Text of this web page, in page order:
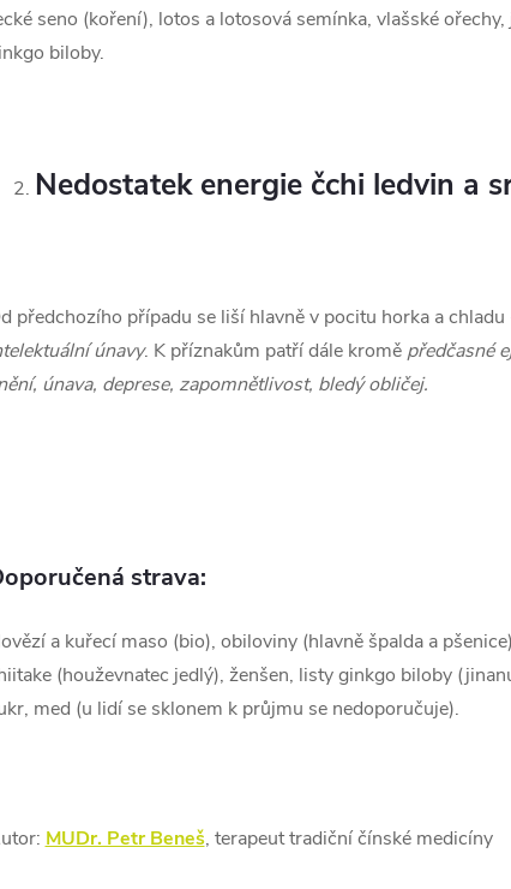
seno (koření), lotos a lotosová semínka, vlašské
biloby.
Nedostatek energie čchi ledvin a
předchozího případu se liší hlavně v pocitu horka a
únavy. K příznakům patří dále kromě předčasné
únava, deprese, zapomnětlivost, bledý obličej.
strava:
a kuřecí maso (bio), obiloviny (hlavně špalda a
(houževnatec jedlý), ženšen, listy ginkgo biloby
med (u lidí se sklonem k průjmu se nedoporučuje).
MUDr. Petr Beneš, terapeut tradiční čínské medicíny